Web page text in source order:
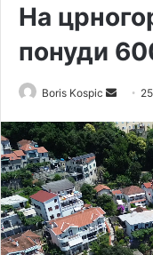
На
понуди
Boris Kospic
n
d
a
n
e
m